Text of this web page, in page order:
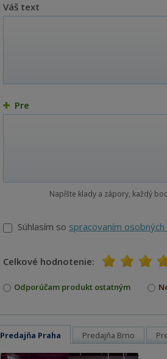
Váš text
Pre
Napíšte klady a zápory, každý
Súhlasím so spracovaním
Celkové hodnotenie:
1 2 3 4 5
Odporúčam produkt ostatným
Predajňa Praha Predajňa Brno